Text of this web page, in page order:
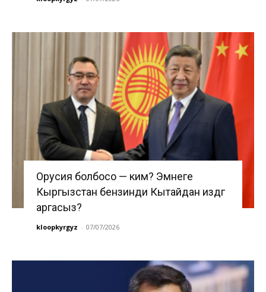
Орусия болбосо — ким? Эмнеге
Кыргызстан бензинди Кытайдан издөөгө
аргасыз?
kloopkyrgyz - 07/07/2026